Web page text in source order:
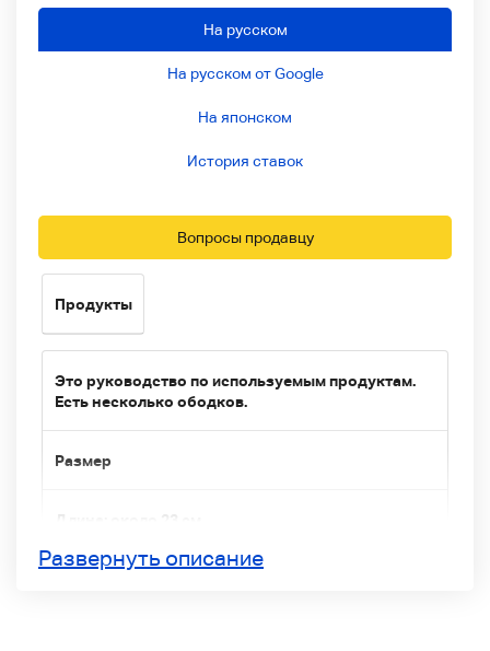
На русском
На русском от Google
На японском
История ставок
Вопросы продавцу
Продукты
Это руководство по используемым продуктам.
Есть несколько ободков.
Размер
Глубина: 24 см
Развернуть описание